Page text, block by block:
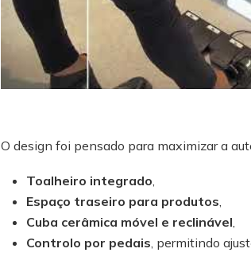
O design foi pensado para maximizar a
Toalheiro integrado
Espaço traseiro para produtos
Cuba cerâmica móvel e reclinável
Controlo por pedais , permitindo